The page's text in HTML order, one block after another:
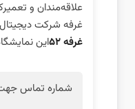
علاقه‌مندان و
غرفه شرکت
غرفه 52
این
شماره تماس جهت